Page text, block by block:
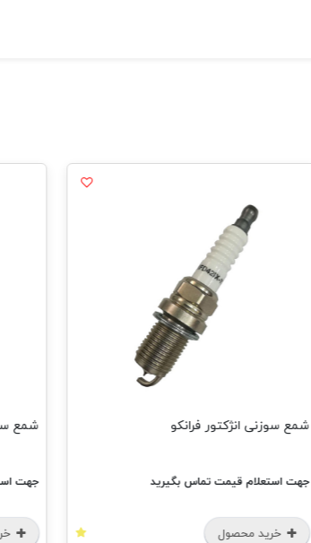
شمع سوزنی انژکتور فرانکو
جهت استعلام قیمت تماس بگیرید
خرید محصول
شمع سه
جهت